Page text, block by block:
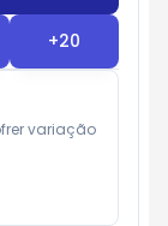
+20
variação